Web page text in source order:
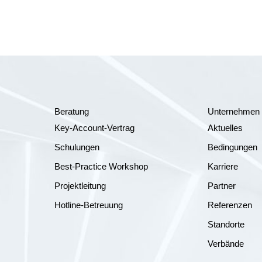
Beratung
Key-Account-Vertrag
Schulungen
Best-Practice Workshop
Projektleitung
Hotline-Betreuung
Unternehmen
Aktuelles
Bedingungen
Karriere
Partner
Referenzen
Standorte
Verbände